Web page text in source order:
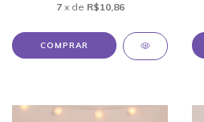
7 x de R$10,86
COMPRAR